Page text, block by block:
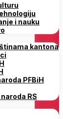
i nauku
kantona
PFBiH
RS